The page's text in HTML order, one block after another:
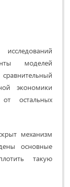
моделей
экономики
остальных
механизм
основные
такую